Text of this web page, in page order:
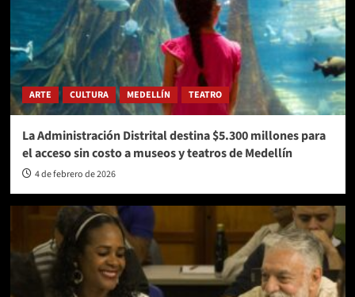
ARTE CULTURA MEDELLÍN TEATRO
La Administración Distrital destina $5.300 millones para
el acceso sin costo a museos y teatros de Medellín
4 de febrero de 2026